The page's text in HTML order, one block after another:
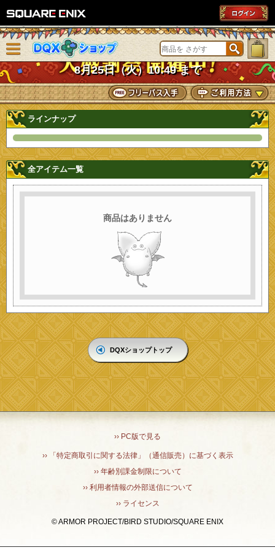
DQXショップ
8月25日（火）10:49 まで
ニューを閉じる
ラインナップ
全アイテム一覧
商品はありません
DQXショップトップ
›› PC版で見る
›› 「特定商取引に関する法律」（通信販売）に基づく表示
›› 年齢別課金制限について
›› 利用者情報の外部送信について
›› ライセンス
© ARMOR PROJECT/BIRD STUDIO/SQUARE ENIX